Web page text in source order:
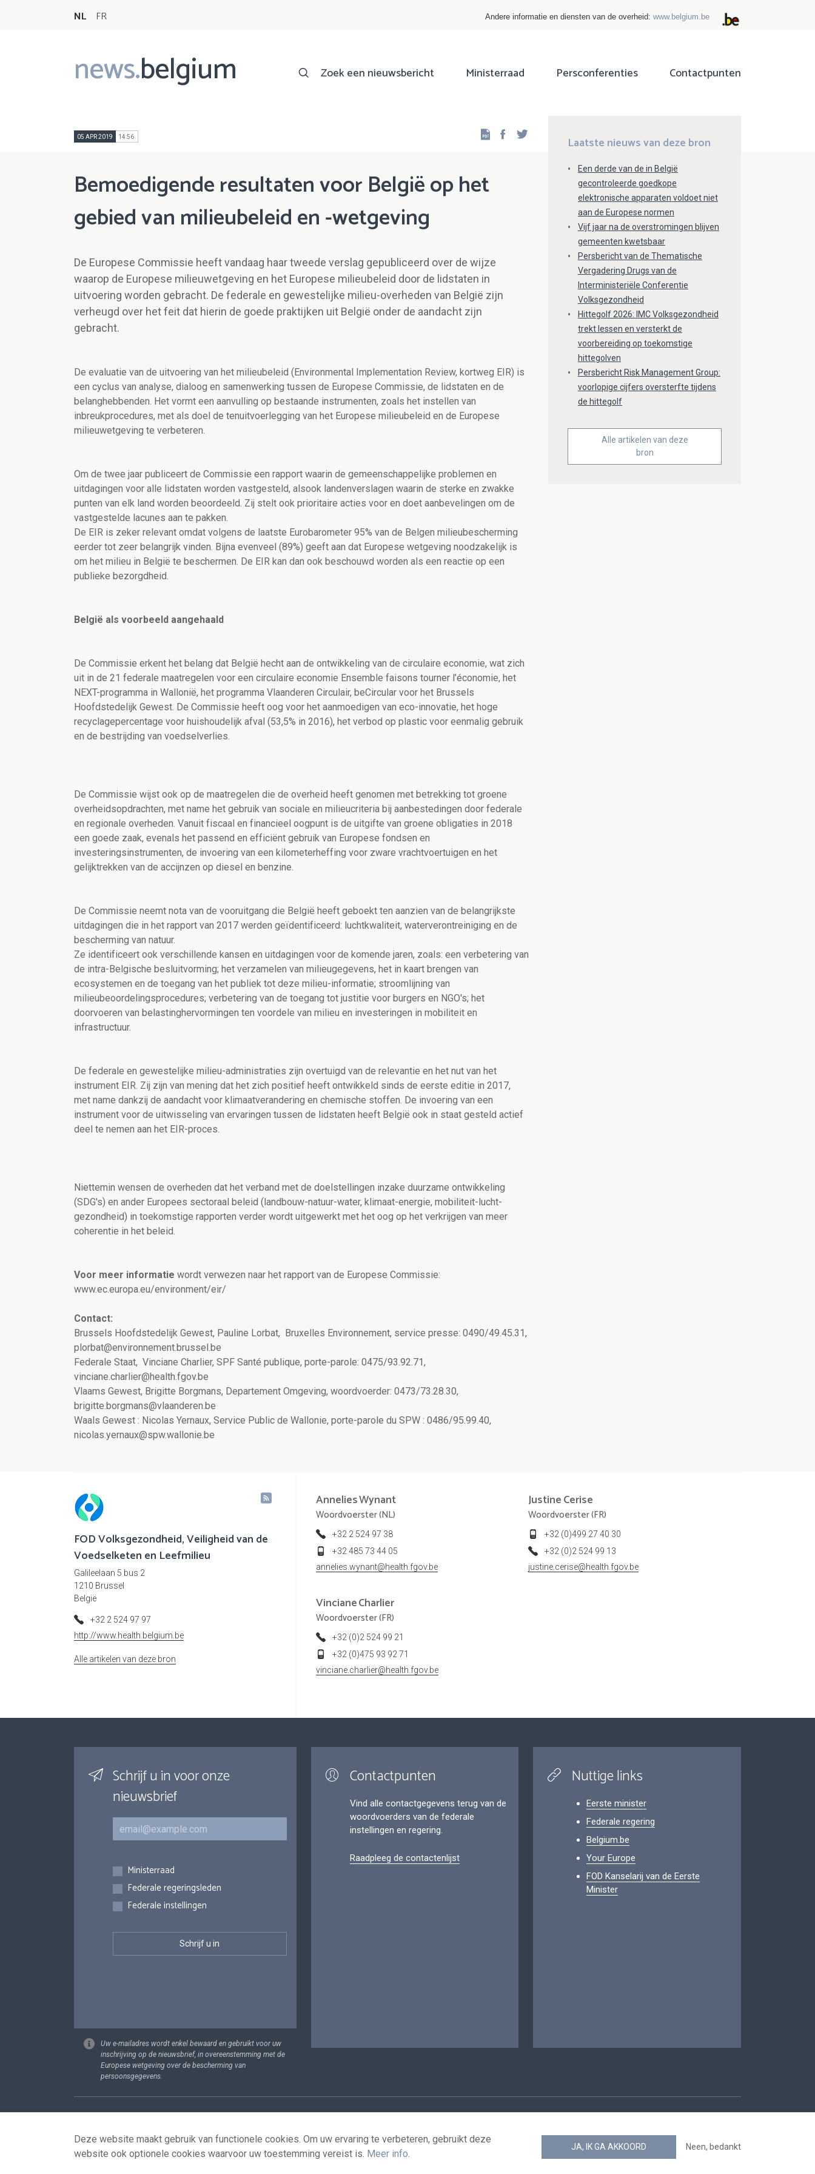
NL FR Andere informatie en diensten van de overheid: www.belgium.be
news.belgium
Main
navigation
Zoek een nieuwsbericht Ministerraad Persconferenties Contactpunten
05 APR 2019 14:56 Facebook
Bemoedigende resultaten voor België op het
gebied van milieubeleid en -wetgeving
De Europese Commissie heeft vandaag haar tweede verslag gepubliceerd over de wijze
waarop de Europese milieuwetgeving en het Europese milieubeleid door de lidstaten in
uitvoering worden gebracht. De federale en gewestelijke milieu-overheden van België zijn
verheugd over het feit dat hierin de goede praktijken uit België onder de aandacht zijn
gebracht.
De evaluatie van de uitvoering van het milieubeleid (Environmental Implementation Review, kortweg EIR) is
een cyclus van analyse, dialoog en samenwerking tussen de Europese Commissie, de lidstaten en de
belanghebbenden. Het vormt een aanvulling op bestaande instrumenten, zoals het instellen van
inbreukprocedures, met als doel de tenuitvoerlegging van het Europese milieubeleid en de Europese
milieuwetgeving te verbeteren.
Om de twee jaar publiceert de Commissie een rapport waarin de gemeenschappelijke problemen en
uitdagingen voor alle lidstaten worden vastgesteld, alsook landenverslagen waarin de sterke en zwakke
punten van elk land worden beoordeeld. Zij stelt ook prioritaire acties voor en doet aanbevelingen om de
vastgestelde lacunes aan te pakken.
De EIR is zeker relevant omdat volgens de laatste Eurobarometer 95% van de Belgen milieubescherming
eerder tot zeer belangrijk vinden. Bijna evenveel (89%) geeft aan dat Europese wetgeving noodzakelijk is
om het milieu in België te beschermen. De EIR kan dan ook beschouwd worden als een reactie op een
publieke bezorgdheid.
België als voorbeeld aangehaald
De Commissie erkent het belang dat België hecht aan de ontwikkeling van de circulaire economie, wat zich
uit in de 21 federale maatregelen voor een circulaire economie Ensemble faisons tourner l’économie, het
NEXT-programma in Wallonië, het programma Vlaanderen Circulair, beCircular voor het Brussels
Hoofdstedelijk Gewest. De Commissie heeft oog voor het aanmoedigen van eco-innovatie, het hoge
recyclagepercentage voor huishoudelijk afval (53,5% in 2016), het verbod op plastic voor eenmalig gebruik
en de bestrijding van voedselverlies.
De Commissie wijst ook op de maatregelen die de overheid heeft genomen met betrekking tot groene
overheidsopdrachten, met name het gebruik van sociale en milieucriteria bij aanbestedingen door federale
en regionale overheden. Vanuit fiscaal en financieel oogpunt is de uitgifte van groene obligaties in 2018
een goede zaak, evenals het passend en efficiënt gebruik van Europese fondsen en
investeringsinstrumenten, de invoering van een kilometerheffing voor zware vrachtvoertuigen en het
gelijktrekken van de accijnzen op diesel en benzine.
De Commissie neemt nota van de vooruitgang die België heeft geboekt ten aanzien van de belangrijkste
uitdagingen die in het rapport van 2017 werden geïdentificeerd: luchtkwaliteit, waterverontreiniging en de
bescherming van natuur.
Ze identificeert ook verschillende kansen en uitdagingen voor de komende jaren, zoals: een verbetering van
de intra-Belgische besluitvorming; het verzamelen van milieugegevens, het in kaart brengen van
ecosystemen en de toegang van het publiek tot deze milieu-informatie; stroomlijning van
milieubeoordelingsprocedures; verbetering van de toegang tot justitie voor burgers en NGO's; het
doorvoeren van belastinghervormingen ten voordele van milieu en investeringen in mobiliteit en
infrastructuur.
De federale en gewestelijke milieu-administraties zijn overtuigd van de relevantie en het nut van het
instrument EIR. Zij zijn van mening dat het zich positief heeft ontwikkeld sinds de eerste editie in 2017,
met name dankzij de aandacht voor klimaatverandering en chemische stoffen. De invoering van een
instrument voor de uitwisseling van ervaringen tussen de lidstaten heeft België ook in staat gesteld actief
deel te nemen aan het EIR-proces.
Niettemin wensen de overheden dat het verband met de doelstellingen inzake duurzame ontwikkeling
(SDG's) en ander Europees sectoraal beleid (landbouw-natuur-water, klimaat-energie, mobiliteit-lucht-
gezondheid) in toekomstige rapporten verder wordt uitgewerkt met het oog op het verkrijgen van meer
coherentie in het beleid.
Voor meer informatie wordt verwezen naar het rapport van de Europese Commissie:
www.ec.europa.eu/environment/eir/
Contact:
Brussels Hoofdstedelijk Gewest, Pauline Lorbat, Bruxelles Environnement, service presse: 0490/49.45.31,
plorbat@environnement.brussel.be
Federale Staat, Vinciane Charlier, SPF Santé publique, porte-parole: 0475/93.92.71,
vinciane.charlier@health.fgov.be
Vlaams Gewest, Brigitte Borgmans, Departement Omgeving, woordvoerder: 0473/73.28.30,
brigitte.borgmans@vlaanderen.be
Waals Gewest : Nicolas Yernaux, Service Public de Wallonie, porte-parole du SPW : 0486/95.99.40,
nicolas.yernaux@spw.wallonie.be
Laatste nieuws van deze bron
Een derde van de in België
gecontroleerde goedkope
elektronische apparaten voldoet niet
aan de Europese normen
Vijf jaar na de overstromingen blijven
gemeenten kwetsbaar
Persbericht van de Thematische
Vergadering Drugs van de
Interministeriële Conferentie
Volksgezondheid
Hittegolf 2026: IMC Volksgezondheid
trekt lessen en versterkt de
voorbereiding op toekomstige
hittegolven
Persbericht Risk Management Group:
voorlopige cijfers oversterfte tijdens
de hittegolf
Alle artikelen van deze
bron
FOD Volksgezondheid, Veiligheid van de
Voedselketen en Leefmilieu
Galileelaan 5 bus 2
1210 Brussel
België
+32 2 524 97 97
http://www.health.belgium.be
Alle artikelen van deze bron
AnneliesWynant
Woordvoerster (NL)
+32 2 524 97 38
+32 485 73 44 05
annelies.wynant@health.fgov.be
JustineCerise
Woordvoerster (FR)
+32 (0)499 27 40 30
+32 (0)2 524 99 13
justine.cerise@health.fgov.be
VincianeCharlier
Woordvoerster (FR)
+32 (0)2 524 99 21
+32 (0)475 93 92 71
vinciane.charlier@health.fgov.be
Schrijf u in voor onze
nieuwsbrief
E-mail
Inschrijvingen
Ministerraad
Federale regeringsleden
Federale instellingen
Uw e-mailadres wordt enkel bewaard en gebruikt voor uw
inschrijving op de nieuwsbrief, in overeenstemming met de
Europese wetgeving over de bescherming van
persoonsgegevens.
Contactpunten
Vind alle contactgegevens terug van de
woordvoerders van de federale
instellingen en regering.
Raadpleeg de contactenlijst
Nuttige links
Eerste minister
Federale regering
Belgium.be
Your Europe
FOD Kanselarij van de Eerste
Minister
Footer
Deze website maakt gebruik van functionele cookies. Om uw ervaring te verbeteren, gebruikt deze
website ook optionele cookies waarvoor uw toestemming vereist is. Meer info.
JA, IK GA AKKOORD Neen, bedankt